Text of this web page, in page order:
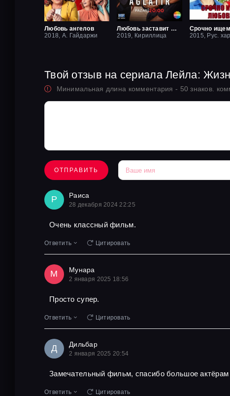
Любовь ангелов
2018, А. Гайдаржи
Любовь заставит плакать
2019, Кириллица
2015, Рус.
Твой отзыв на сериала Лейла:
Минимальная длина комментария - 50 знаков.
ОТПРАВИТЬ
Р Раиса
28 декабря 2024 22:25
Очень классный фильм.
Ответить Цитировать
М Мунара
2 января 2025 18:56
Просто супер.
Ответить Цитировать
Д Дильбар
2 января 2025 20:54
Замечательный фильм, спасибо большое актёрам
Ответить Цитировать